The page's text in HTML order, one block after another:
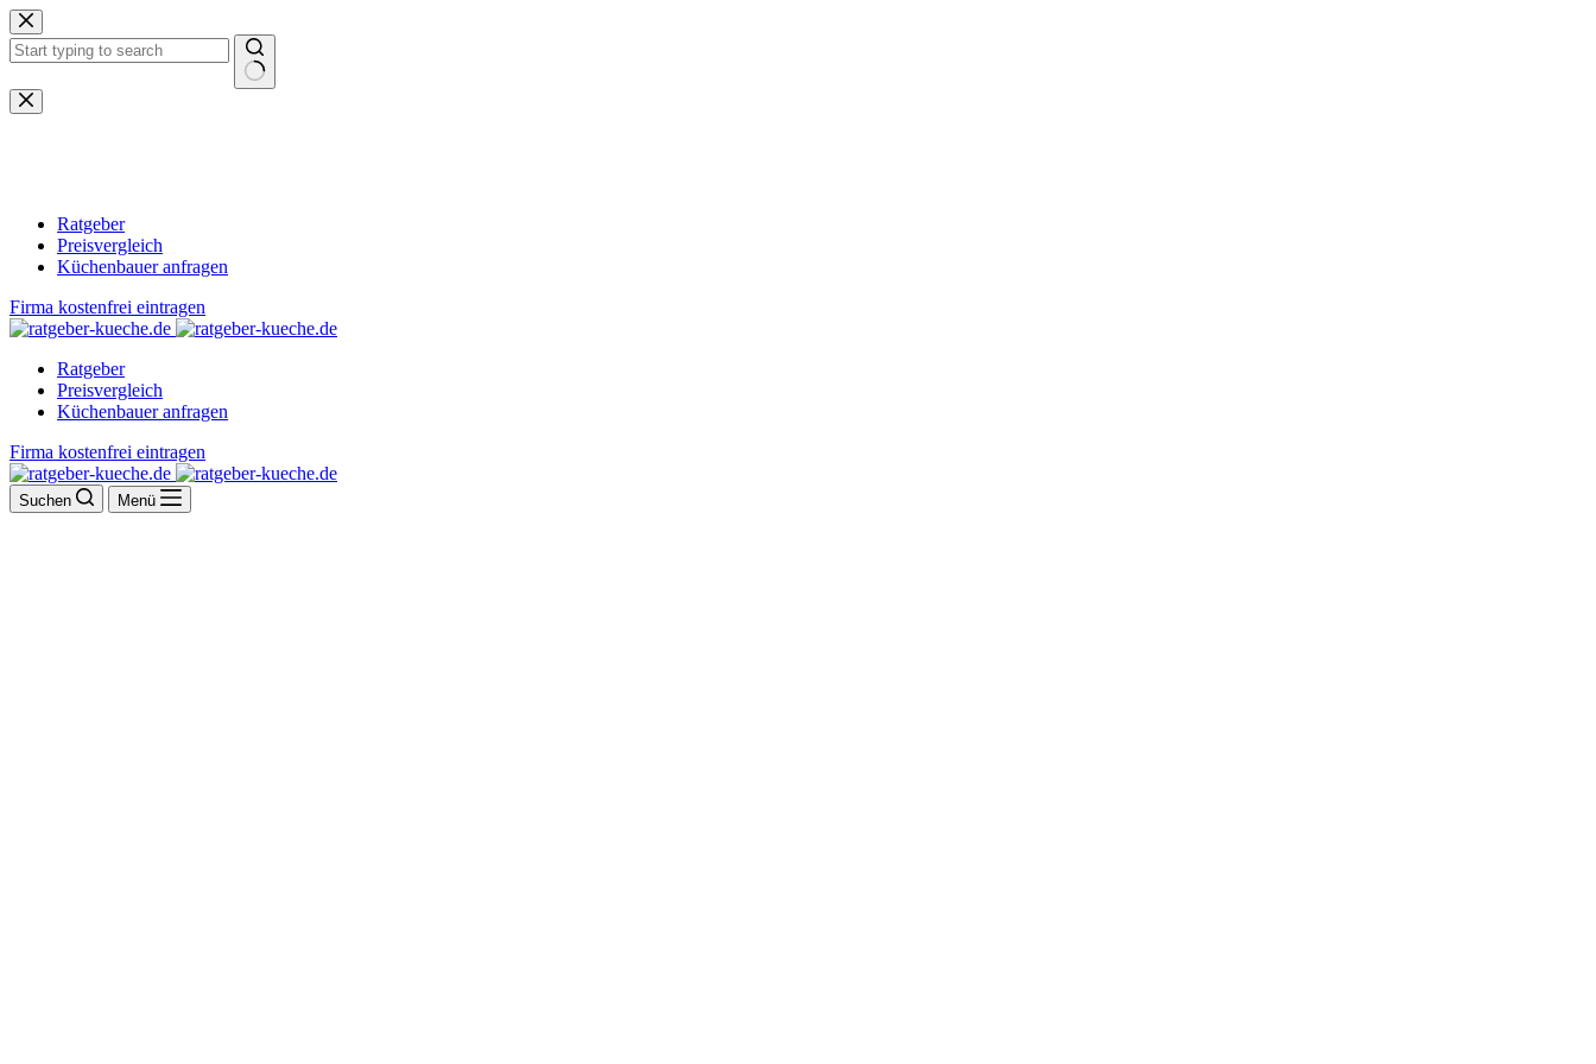
Zum
Inhalt
springen
Keine
Ergebnisse
Ratgeber
Preisvergleich
Küchenbauer anfragen
Firma kostenfrei eintragen
Ratgeber
Preisvergleich
Küchenbauer anfragen
Firma kostenfrei eintragen
Suchen Menü